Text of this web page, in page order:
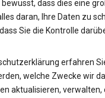
bewusst, dass dies eine
daran, Ihre Daten zu
Sie die Kontrolle
erfahren
welche Zwecke wir
aktualisieren, verwalten,